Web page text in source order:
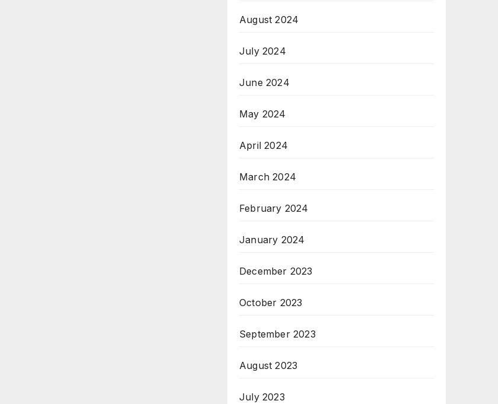
August 2024
July 2024
June 2024
May 2024
April 2024
March 2024
February 2024
January 2024
December 2023
October 2023
September 2023
August 2023
July 2023